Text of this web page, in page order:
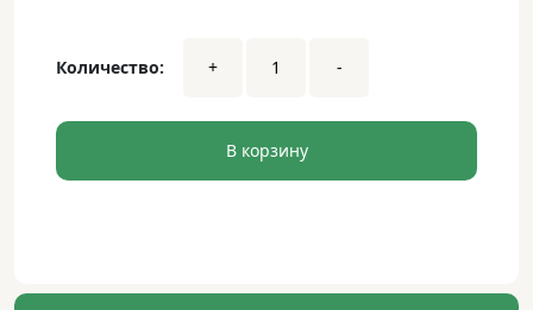
Количество: +
Men
120
капсул
-
В корзину